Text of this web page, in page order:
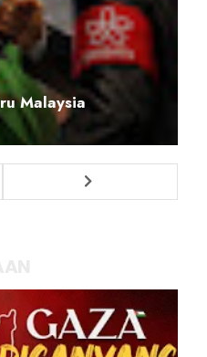
Malaysia